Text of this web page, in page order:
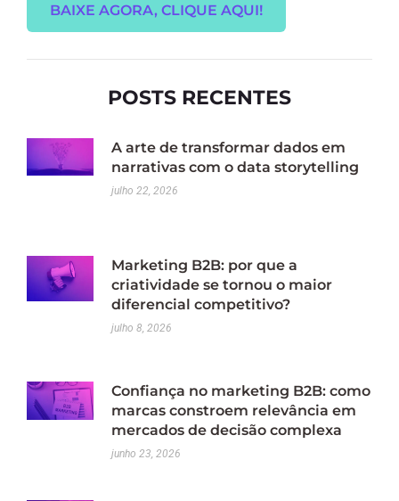
BAIXE AGORA, CLIQUE AQUI!
POSTS RECENTES
A arte de transformar dados em
narrativas com o data storytelling
julho 22, 2026
Marketing B2B: por que a
criatividade se tornou o maior
diferencial competitivo?
julho 8, 2026
Confiança no marketing B2B: como
marcas constroem relevância em
mercados de decisão complexa
junho 23, 2026